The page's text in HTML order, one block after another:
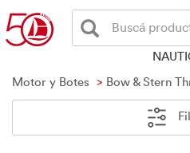
Buscá
Motor y Botes
Bow & Stern